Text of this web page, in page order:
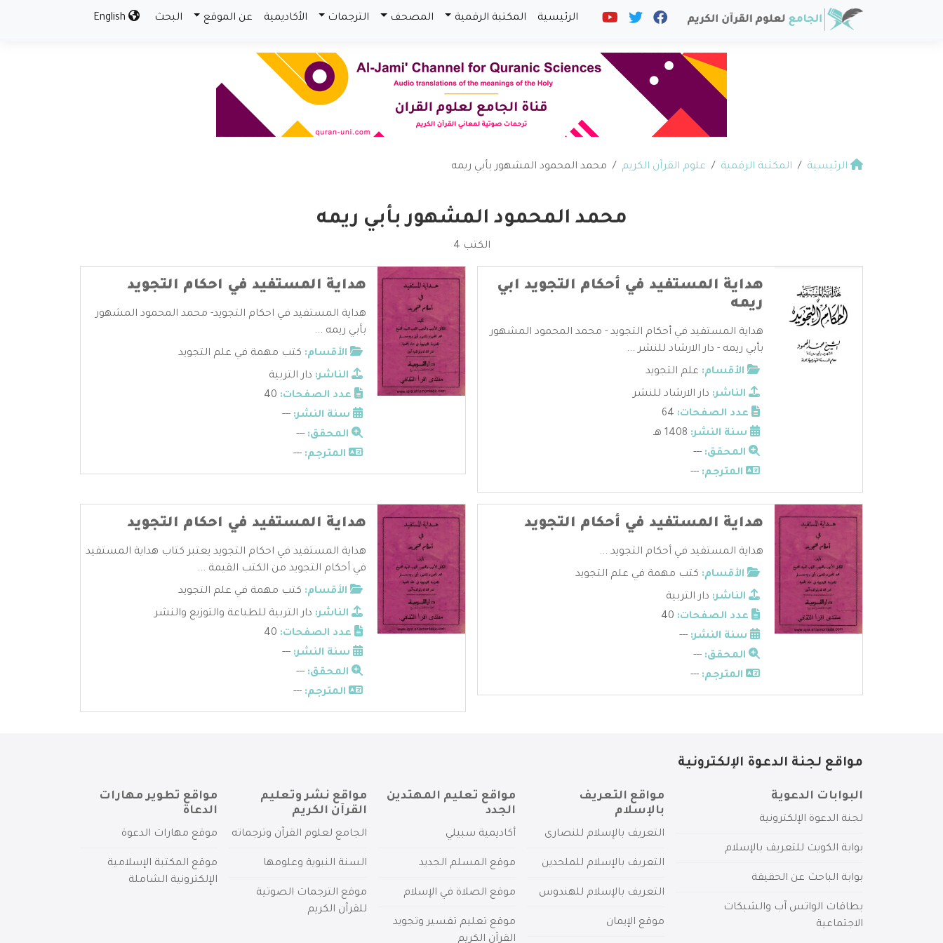
الرئيسية المكتبة الرقمية المصحف الترجمات الأكاديمية عن الموقع البحث
الرئيسية المكتبة الرقمية علوم القرآن الكريم محمد المحمود المشهور بأبي ريمه
محمد المحمود المشهور بأبي ريمه
الكتب 4
هداية المستفيد في أحكام التجويد ابي
ريمه
هداية المستفيد في أحكام التجويد - محمد المحمود المشهور
بأبي ريمه - دار الارشاد للنشر ...
الأقسام: علم التجويد
الناشر: دار الارشاد للنشر
عدد الصفحات:
سنة النشر:
المحقق: ---
المترجم: ---
هداية المستفيد في احكام التجويد
هداية المستفيد في احكام التجويد- محمد المحمود المشهور
بأبي ريمه ...
الأقسام: كتب مهمة في علم التجويد
الناشر: دار التربية
عدد الصفحات:
سنة النشر: ---
المحقق: ---
المترجم: ---
هداية المستفيد في أحكام التجويد
هداية المستفيد في أحكام التجويد ...
الأقسام: كتب مهمة في علم التجويد
الناشر: دار التربية
عدد الصفحات:
سنة النشر: ---
المحقق: ---
المترجم: ---
هداية المستفيد في احكام التجويد
هداية المستفيد في احكام التجويد يعتبر كتاب هداية المستفيد
في أحكام التجويد من الكتب القيمة ...
الأقسام: كتب مهمة في علم التجويد
الناشر: دار التربية للطباعة والتوزيع والنشر
عدد الصفحات:
سنة النشر: ---
المحقق: ---
المترجم: ---
مواقع لجنة الدعوة الإلكترونية
البوابات الدعوية
لجنة الدعوة الإلكترونية
بوابة الكويت للتعريف بالإسلام
بوابة الباحث عن الحقيقة
بطاقات الواتس آب والشبكات
الاجتماعية
مواقع التعريف
بالإسلام
التعريف بالإسلام للنصارى
التعريف بالإسلام للملحدين
التعريف بالإسلام للهندوس
موقع الإيمان
مواقع تعليم المهتدين
الجدد
أكاديمية سبيلي
موقع المسلم الجديد
موقع الصلاة في الإسلام
موقع تعليم تفسير وتجويد
القرآن الكريم
مواقع نشر وتعليم
القرآن الكريم
الجامع لعلوم القرآن وترجماته
السنة النبوية وعلومها
موقع الترجمات الصوتية
للقرآن الكريم
مواقع تطوير مهارات
الدعاة
موقع مهارات الدعوة
موقع المكتبة الإسلامية
الإلكترونية الشاملة